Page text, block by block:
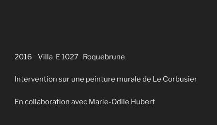
2016 Villa E 1027 Roquebrune
Intervention sur une peinture murale de Le Corbusier
En collaboration avec Marie-Odile Hubert